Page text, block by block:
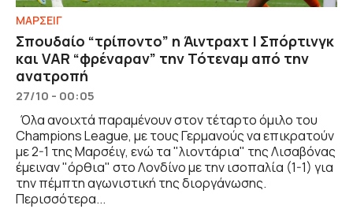
ΜΑΡΣΕΙΓ
Σπουδαίο “τρίποντο” η Άιντραχτ | Σπόρτινγκ
και VAR “φρέναραν” την Τότεναμ από την
ανατροπή
27/10 - 00:05
Όλα ανοιχτά παραμένουν στον τέταρτο όμιλο του
Champions League, με τους Γερμανούς να επικρατούν
με 2-1 της Μαρσέιγ, ενώ τα "λιοντάρια" της Λισαβόνας
έμειναν "όρθια" στο Λονδίνο με την ισοπαλία (1-1) για
την πέμπτη αγωνιστική της διοργάνωσης.
Περισσότερα...